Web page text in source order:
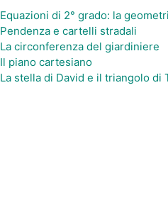
Equazioni di 2° grado: la
Pendenza e cartelli stradali
La circonferenza del giardiniere
Il piano cartesiano
La stella di David e il triangolo di